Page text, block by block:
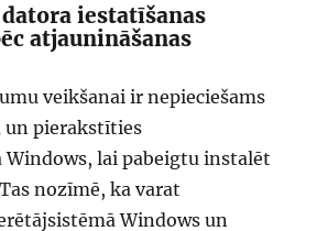
iestatīšanas
atjaunināšanas
veikšanai ir nepieciešams
pierakstīties
Windows, lai pabeigtu instalēt
nozīmē, ka varat
Windows un